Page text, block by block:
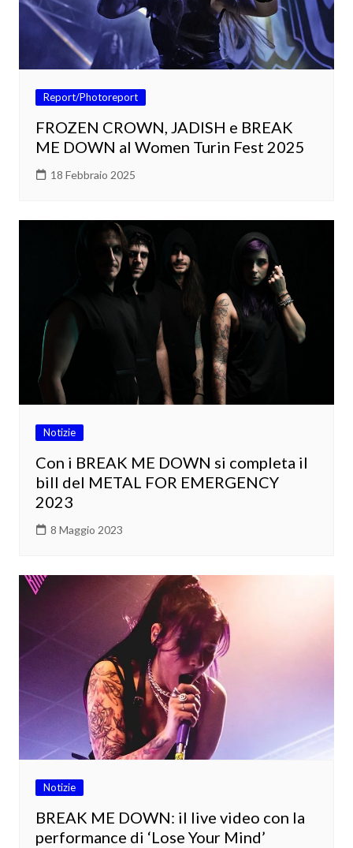
Report/Photoreport
FROZEN CROWN, JADISH e BREAK
ME DOWN al Women Turin Fest 2025
18 Febbraio 2025
Notizie
Con i BREAK ME DOWN si completa il
bill del METAL FOR EMERGENCY
2023
8 Maggio 2023
Notizie
BREAK ME DOWN: il live video con la
performance di ‘Lose Your Mind’